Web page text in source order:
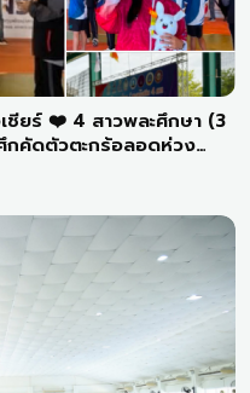
ชียร์ ❤️ 4 สาวพละศึกษา (3
กคัดตัวตะกร้อลอดห่วง
ส์คัพ” ครั้งที่ 39 🏆🔥